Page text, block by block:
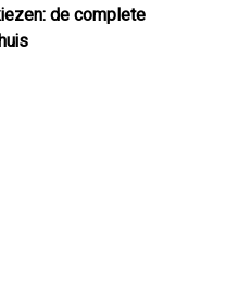
de complete